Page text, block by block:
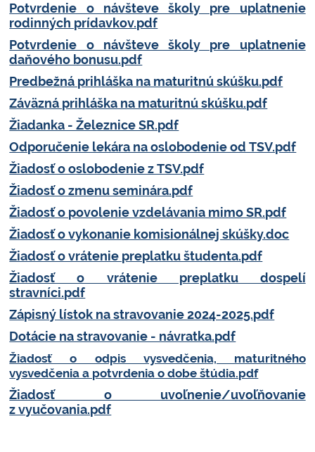
Potvrdenie o návšteve školy pre uplatnenie
rodinných prídavkov.pdf
Potvrdenie o návšteve školy pre uplatnenie
daňového bonusu.pdf
Predbežná prihláška na maturitnú skúšku.pdf
Záväzná prihláška na maturitnú skúšku.pdf
Žiadanka - Železnice SR.pdf
Odporučenie lekára na oslobodenie od TSV.pdf
Žiadosť o oslobodenie z TSV.pdf
Žiadosť o zmenu seminára.pdf
Žiadosť o povolenie vzdelávania mimo SR.pdf
Žiadosť o vykonanie komisionálnej skúšky.doc
Žiadosť o vrátenie preplatku študenta.pdf
Žiadosť o vrátenie preplatku dospelí
stravníci.pdf
Zápisný lístok na stravovanie 2024-2025.pdf
Dotácie na stravovanie - návratka.pdf
Žiadosť o odpis vysvedčenia, maturitného
vysvedčenia a potvrdenia o dobe štúdia.pdf
Žiadosť o uvoľnenie/uvoľňovanie
z vyučovania.pdf